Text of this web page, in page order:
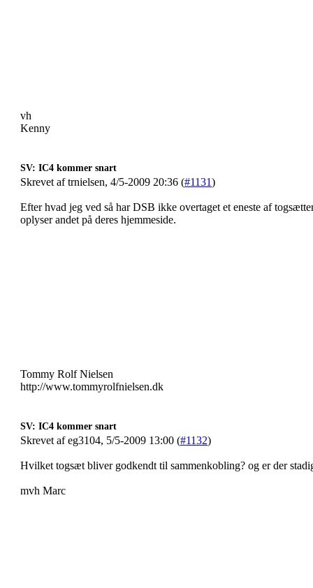
vh
Kenny
SV: IC4 kommer snart
Skrevet af trnielsen, 4/5-2009 20:36 (#1131)
Efter hvad jeg ved så har DSB ikke overtaget et eneste af
oplyser andet på deres hjemmeside.
Tommy Rolf Nielsen
http://www.tommyrolfnielsen.dk
SV: IC4 kommer snart
Skrevet af eg3104, 5/5-2009 13:00 (#1132)
Hvilket togsæt bliver godkendt til sammenkobling? og er der
mvh Marc